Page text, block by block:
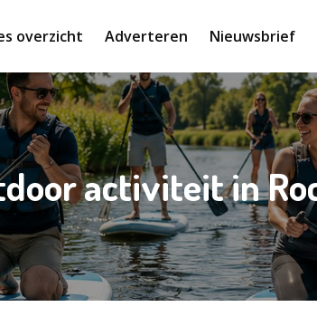
overzicht Adverteren Nieuwsbrief
activiteit in